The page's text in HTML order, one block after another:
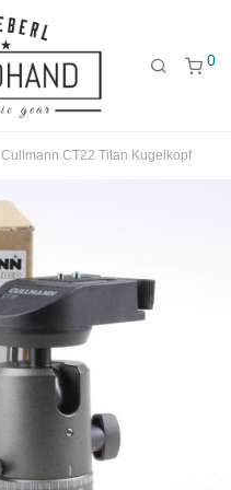
0
Cullmann CT22 Titan Kugelkopf